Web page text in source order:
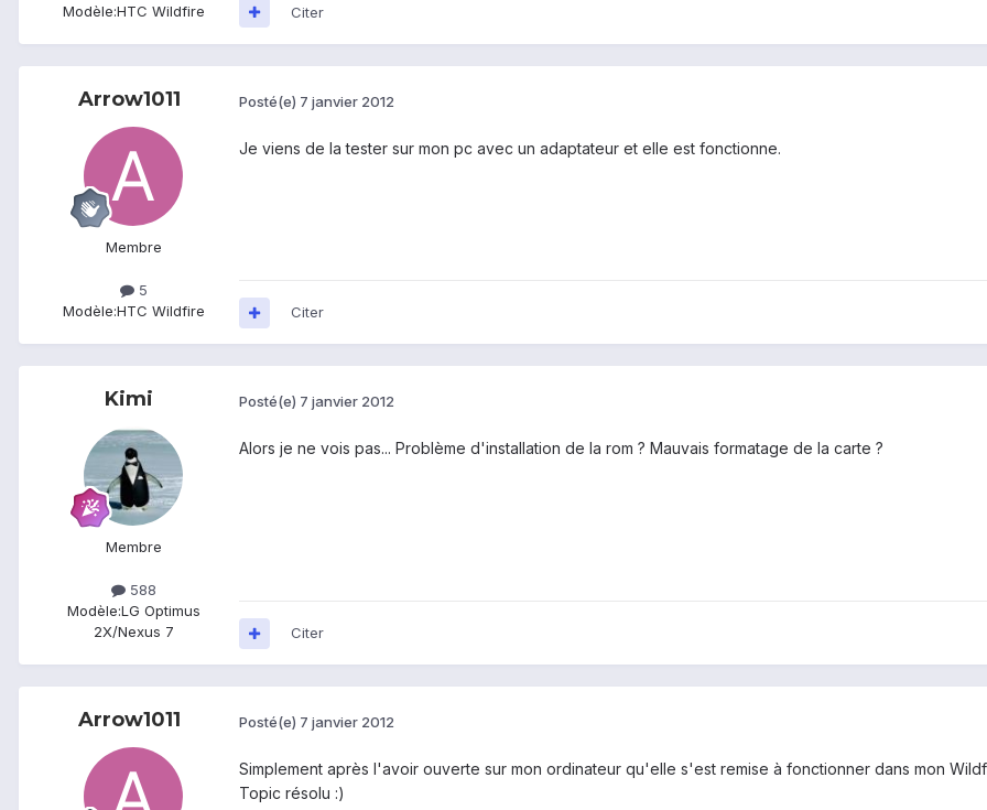
Modèle:HTC Wildfire Citer
Arrow1011
Membre
5
Modèle:HTC Wildfire
Posté(e) 7 janvier 2012
Je viens de la tester sur mon pc avec un adaptateur et elle est fonctionne.
Citer
Kimi
Membre
588
Modèle:LG Optimus
2X/Nexus 7
Posté(e) 7 janvier 2012
Alors je ne vois pas... Problème d'installation de la rom ? Mauvais formatage de la carte ?
Citer
Arrow1011 Posté(e) 7 janvier 2012
Simplement après l'avoir ouverte sur mon ordinateur qu'elle s'est remise à fonctionner dans mon
Topic résolu :)